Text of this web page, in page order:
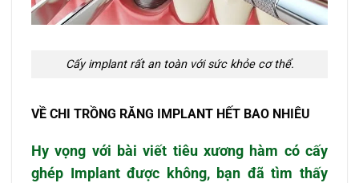
Cấy implant rất an toàn với sức khỏe cơ thể.
VỀ CHI TRỒNG RĂNG IMPLANT HẾT BAO NHIÊU
Hy vọng với bài viết tiêu xương hàm có cấy
ghép Implant được không, bạn đã tìm thấy